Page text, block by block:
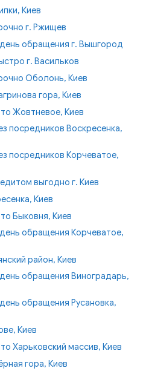
Киев
г. Ржищев
обращения г. Вышгород
г. Васильков
Оболонь, Киев
гора, Киев
Жовтневое, Киев
посредников Воскресенка,
посредников Корчеватое,
выгодно г. Киев
Киев
Быковня, Киев
обращения Корчеватое,
район, Киев
обращения Виноградарь,
обращения Русановка,
Киев
Харьковский массив, Киев
гора, Киев